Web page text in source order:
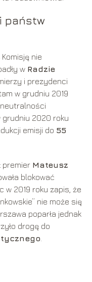
państw
nie
w Radzie
i prezydenci
w grudniu 2019
grudniu 2020 roku
emisji do 55
premier Mateusz
blokować
w 2019 roku zapis, że
nie może się
poparła jednak
drogę do